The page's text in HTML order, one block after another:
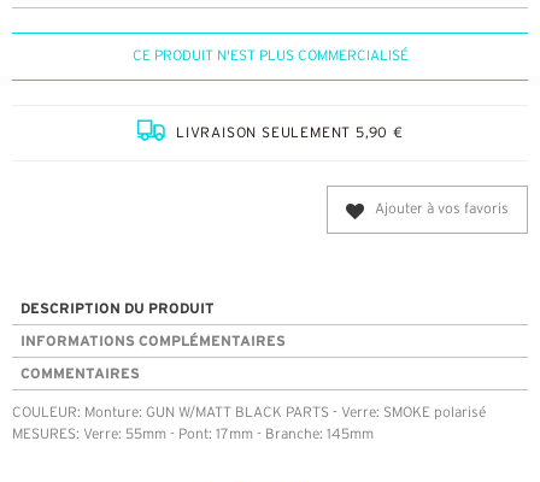
CE PRODUIT N'EST PLUS COMMERCIALISÉ
LIVRAISON SEULEMENT 5,90 €
Ajouter à vos favoris
DESCRIPTION DU PRODUIT
INFORMATIONS COMPLÉMENTAIRES
COMMENTAIRES
COULEUR: Monture: GUN W/MATT BLACK PARTS - Verre: SMOKE polarisé
MESURES: Verre: 55mm - Pont: 17mm - Branche: 145mm